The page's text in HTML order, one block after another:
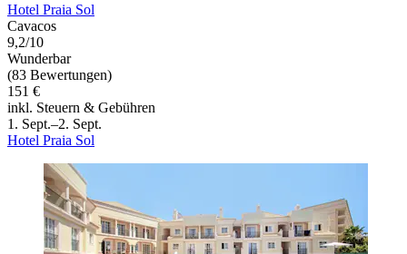
Hotel Praia Sol
Cavacos
9,2/10
Wunderbar
(83 Bewertungen)
151 €
inkl. Steuern & Gebühren
1. Sept.–2. Sept.
Hotel Praia Sol